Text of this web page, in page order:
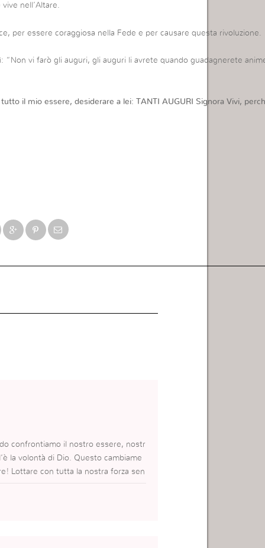
nell’Altare.
per essere coraggiosa nella Fede e per causare questa rivoluzione.
“Non vi farò gli auguri, gli auguri li avrete quando guadagnerete
il mio essere, desiderare a lei: TANTI AUGURI Signora Vivi,
confrontiamo il nostro essere, nostr
la volontà di Dio. Questo cambiame
Lottare con tutta la nostra forza sen
noi.